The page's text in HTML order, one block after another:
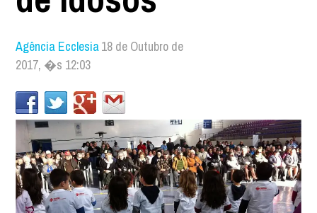
Agência Ecclesia18 de Outubro de
2017, �s 12:03